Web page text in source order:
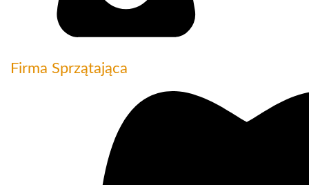
Firma Sprzątająca